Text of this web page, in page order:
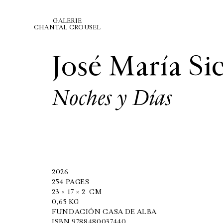
GALERIE
CHANTAL CROUSEL
José María
Noches y Días
2026
254 PAGES
23 × 17 ×2 CM
0,65 KG
FUNDACIÓN CASA DE ALBA